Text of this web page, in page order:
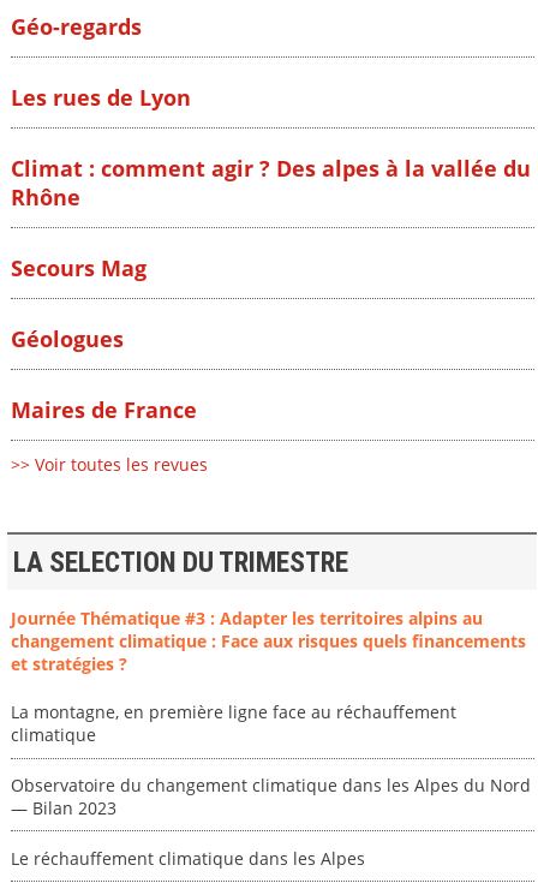
Géo-regards
Les rues de Lyon
Climat : comment agir ? Des alpes à la vallée du
Rhône
Secours Mag
Géologues
Maires de France
>> Voir toutes les revues
LA SELECTION DU TRIMESTRE
Journée Thématique #3 : Adapter les territoires alpins au
changement climatique : Face aux risques quels financements
et stratégies ?
La montagne, en première ligne face au réchauffement
climatique
Observatoire du changement climatique dans les Alpes du Nord
— Bilan 2023
Le réchauffement climatique dans les Alpes